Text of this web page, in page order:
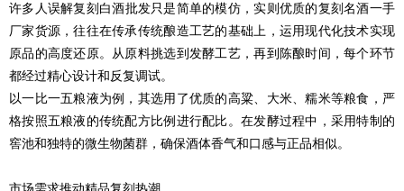
许多人误解复刻 白酒批发只是简单的模仿，实则优质的复刻名酒一手
厂家货源，往往在传承传统酿造工艺的基础上，运用现代化技术实现
原品的高度还原。从原料挑选到发酵工艺，再到陈酿时间，每个环节
都经过精心设计和反复调试。
以一比一五粮液为例，其选用了优质的高粱、大米、糯米等粮食，严
格按照五粮液的传统配方比例进行配比。在发酵过程中，采用特制的
窖池和独特的微生物菌群，确保酒体香气和口感与正品相似。